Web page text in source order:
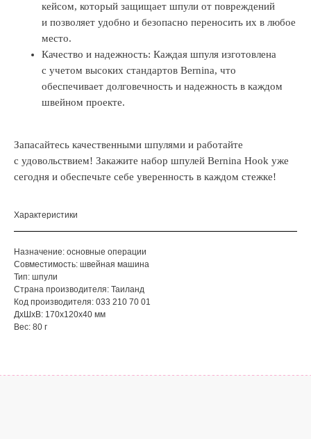
кейсом, который защищает шпули от повреждений
и позволяет удобно и безопасно переносить их в любое
место.
Качество и надежность: Каждая шпуля изготовлена
с учетом высоких стандартов Bernina, что
обеспечивает долговечность и надежность в каждом
швейном проекте.
Запасайтесь качественными шпулями и работайте
с удовольствием! Закажите набор шпулей Bernina Hook уже
сегодня и обеспечьте себе уверенность в каждом стежке!
Характеристики
Назначение: основные операции
Совместимость: швейная машина
Тип: шпули
Страна производителя: Таиланд
Код производителя: 033 210 70 01
ДxШxВ: 170x120x40 мм
Вес: 80 г